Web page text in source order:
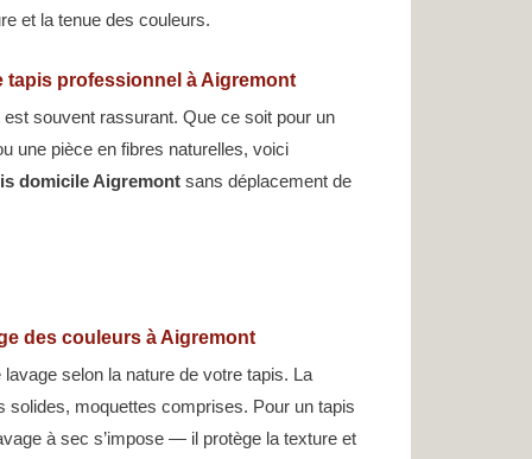
et la tenue des couleurs.
tapis professionnel à Aigremont
souvent rassurant. Que ce soit pour un
une pièce en fibres naturelles, voici
domicile Aigremont sans déplacement de
des couleurs à Aigremont
selon la nature de votre tapis. La
solides, moquettes comprises. Pour un tapis
à sec s’impose — il protège la texture et